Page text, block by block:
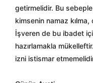
getirmelidir. Bu
kimsenin namaz
İşveren de bu ibadet
hazırlamakla
izni istismar